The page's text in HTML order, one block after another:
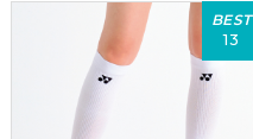
BEST
13